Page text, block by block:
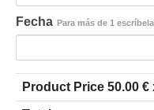
Fecha Para más de 1
Product Price 50.00€